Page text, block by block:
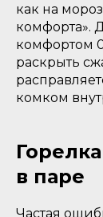
как на
комфорта».
комфортом
раскрыть
комком
в паре
Частая